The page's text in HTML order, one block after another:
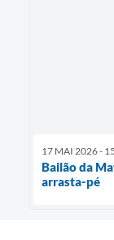
17 MAI 2026 -
Bailão da
arrasta-pé